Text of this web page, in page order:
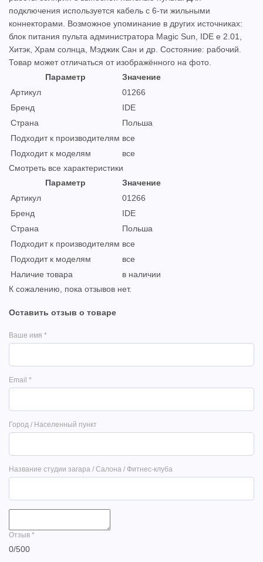
подключения используется кабель с 6-ти жильными
коннекторами. Возможное упоминание в других источниках:
блок питания пульта администратора Magic Sun, IDE e 2.01,
Хитэк, Храм солнца, Мэджик Сан и др. Состояние: рабочий.
Товар может отличаться от изображённого на фото.
Параметр
Значение
Артикул
01266
Бренд
IDE
Страна
Польша
Подходит к производителям все
Подходит к моделям
все
Смотреть все характеристики
Параметр
Значение
Артикул
01266
Бренд
IDE
Страна
Польша
Подходит к производителям все
Подходит к моделям
все
Наличие товара
в наличии
К сожалению, пока отзывов нет.
Оставить отзыв о товаре
Ваше имя *
Email *
Город / Населенный пункт
Название студии загара / Салона / Фитнес-клуба
Отзыв *
0/500